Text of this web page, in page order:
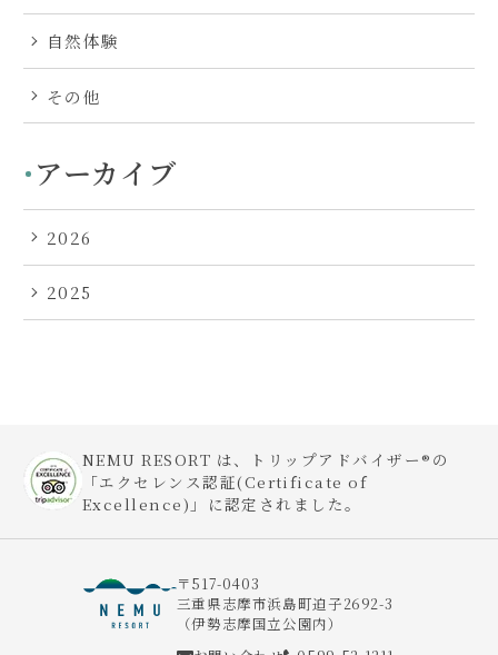
自然体験
その他
アーカイブ
2026
2025
NEMU RESORT は、トリップアドバイザー®の
「エクセレンス認証(Certificate of
Excellence)」に認定されました。
〒517-0403
三重県志摩市浜島町迫子2692-3
（伊勢志摩国立公園内）